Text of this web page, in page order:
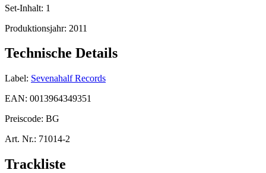
Set-Inhalt: 1
Produktionsjahr: 2011
Technische Details
Label: Sevenahalf Records
EAN: 0013964349351
Preiscode: BG
Art. Nr.: 71014-2
Trackliste